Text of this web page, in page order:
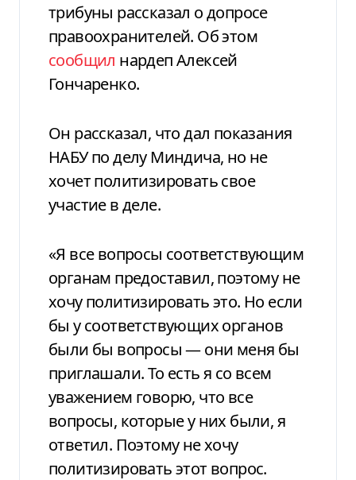
трибуны рассказал о допросе
правоохранителей. Об этом
сообщил нардеп Алексей
Гончаренко.
Он рассказал, что дал показания
НАБУ по делу Миндича, но не
хочет политизировать свое
участие в деле.
«Я все вопросы соответствующим
органам предоставил, поэтому не
хочу политизировать это. Но если
бы у соответствующих органов
были бы вопросы — они меня бы
приглашали. То есть я со всем
уважением говорю, что все
вопросы, которые у них были, я
ответил. Поэтому не хочу
политизировать этот вопрос.